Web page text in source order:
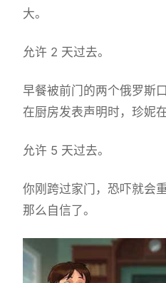
大。
允许 2 天过去。
早餐被前门的两个俄罗斯
在厨房发表声明时，珍妮
允许 5 天过去。
你刚跨过家门，恐吓就会
那么自信了。